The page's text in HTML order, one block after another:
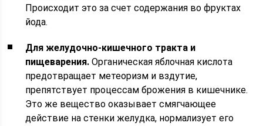
Происходит это за счет содержания во фруктах
йода.
Для желудочно-кишечного тракта и
пищеварения. Органическая яблочная кислота
предотвращает метеоризм и вздутие,
препятствует процессам брожения в кишечнике.
Это же вещество оказывает смягчающее
действие на стенки желудка, нормализует его